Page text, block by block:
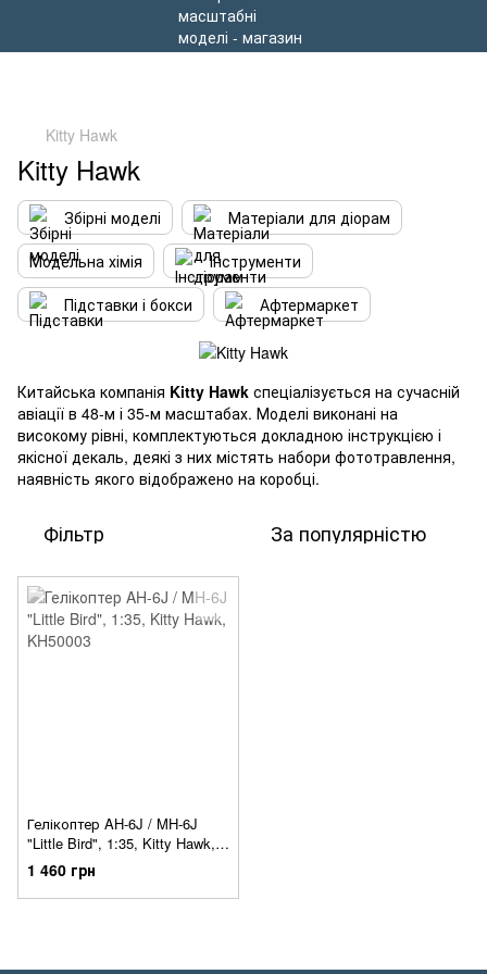
Kitty Hawk
Kitty Hawk
Збірні моделі
Матеріали для діорам
Модельна хімія
Інструменти
Підставки і бокси
Афтермаркет
Китайська компанія Kitty Hawk спеціалізується на сучасній
авіації в 48-м і 35-м масштабах. Моделі виконані на
високому рівні, комплектуються докладною інструкцією і
якісної декаль, деякі з них містять набори фототравлення,
наявність якого відображено на коробці.
Фільтр За популярністю
Гелікоптер AH-6J / MH-6J
"Little Bird", 1:35, Kitty Hawk,
KH50003
1 460 грн